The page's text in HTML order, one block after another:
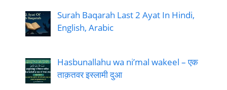
Surah Baqarah Last 2 Ayat In Hindi,
English, Arabic
Hasbunallahu wa ni’mal wakeel – एक
ताक़तवर इस्लामी दुआ